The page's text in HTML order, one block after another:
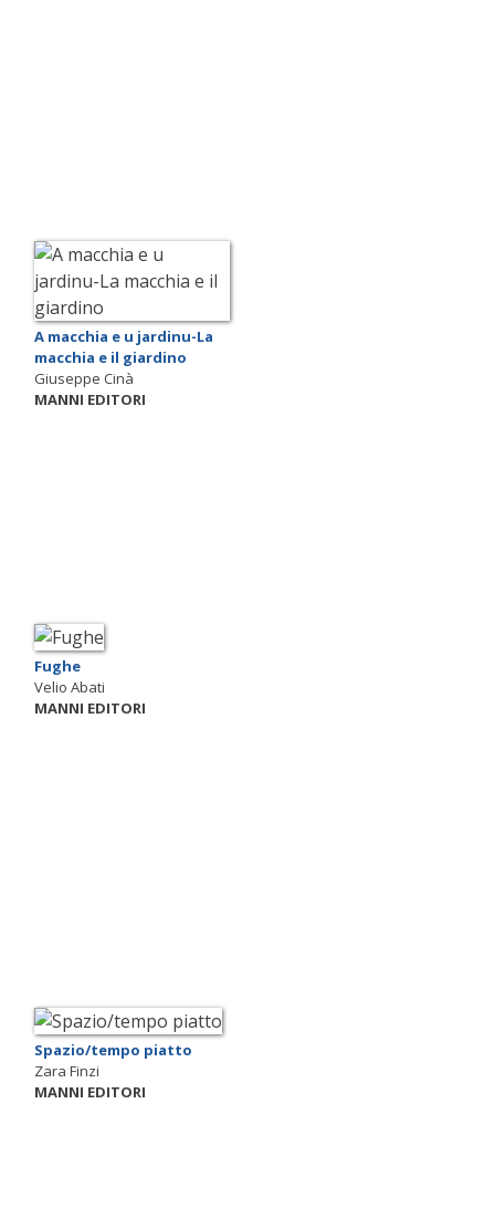
A macchia e u jardinu-La
macchia e il giardino
Giuseppe Cinà
MANNI EDITORI
Fughe
Velio Abati
MANNI EDITORI
Spazio/tempo piatto
Zara Finzi
MANNI EDITORI